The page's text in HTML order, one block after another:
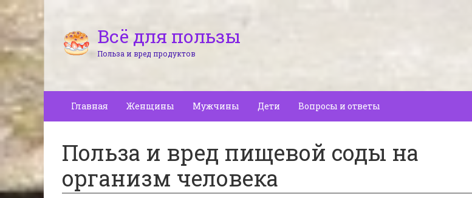
Всё для пользы
Польза и вред продуктов
Главная Женщины Мужчины Дети Вопросы и ответы
Польза и вред пищевой соды на
организм человека